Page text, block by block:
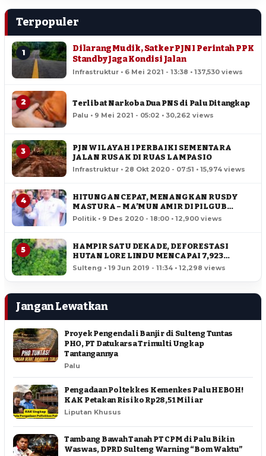
Terpopuler
1
Dilarang Mudik, Satker PJN I Perintah PPK
Standby Jaga Kondisi Jalan
Infrastruktur • 6 Mei 2021 - 13:38 • 137,530 views
2 Terlibat Narkoba Dua PNS di Palu Ditangkap
Palu • 9 Mei 2021 - 05:02 • 30,262 views
3
PJN WILAYAH I PERBAIKI SEMENTARA
JALAN RUSAK DI RUAS LAMPASIO
Infrastruktur • 28 Okt 2020 - 07:51 • 15,974 views
4
HITUNGAN CEPAT, MENANGKAN RUSDY
MASTURA – MA’MUN AMIR DI PILGUB
SULTENG
Politik • 9 Des 2020 - 18:00 • 12,900 views
5
HAMPIR SATU DEKADE, DEFORESTASI
HUTAN LORE LINDU MENCAPAI 7,923
HEKTAR
Sulteng • 19 Jun 2019 - 11:34 • 12,298 views
Jangan Lewatkan
Proyek Pengendali Banjir di Sulteng Tuntas
PHO, PT Datukarsa Trimulti Ungkap
Tantangannya
Palu
Pengadaan Poltekkes Kemenkes Palu HEBOH!
KAK Petakan Risiko Rp28,51 Miliar
Liputan Khusus
Tambang Bawah Tanah PT CPM di Palu Bikin
Waswas, DPRD Sulteng Warning “Bom Waktu”